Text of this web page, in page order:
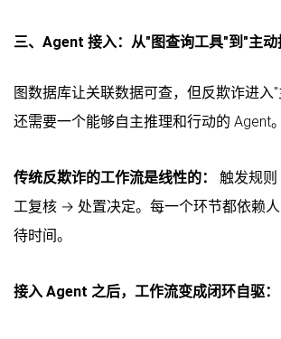
三、Agent 接入：从"图查询工具"到"主动
图数据库让关联数据可查，但反欺诈进入"
还需要一个能够自主推理和行动的 Agent。
传统反欺诈的工作流是线性的：
触发规
工复核 → 处置决定。每一个环节都依赖
待时间。
接入 Agent 之后，工作流变成闭环自驱：